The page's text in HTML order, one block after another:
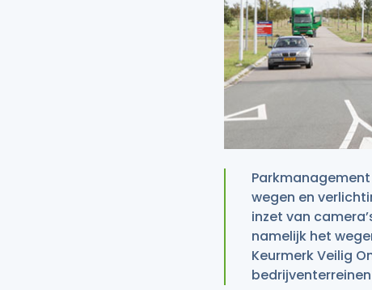
wegen en
inzet van
namelijk het
Keurmerk Veilig